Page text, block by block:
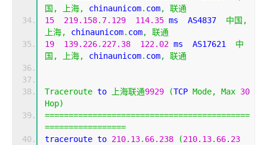
国,
上海, chinaunicom. com,
联通
15
219.158. 7.129 114.35 ms  AS4837 中国,
上海,
chinaunicom. com,
联通
19
139.226. 227.38 122.02 ms  AS17621 中
国,
上海, chinaunicom. com, 联通
Traceroute to 上海联通9929 (TCP Mode, Max 30
Hop)
===========================================
=================
traceroute to 210.13. 66.238 (210.13. 66.23